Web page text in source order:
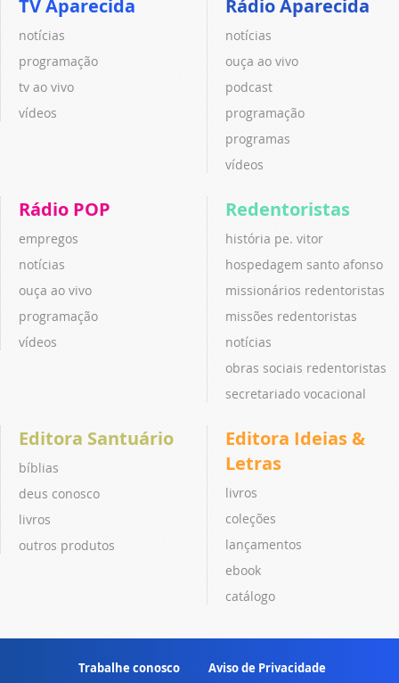
TV Aparecida
notícias
programação
tv ao vivo
vídeos
Rádio Aparecida
notícias
ouça ao vivo
podcast
programação
programas
vídeos
Rádio POP
empregos
notícias
ouça ao vivo
programação
vídeos
Redentoristas
história pe. vitor
hospedagem santo afonso
missionários redentoristas
missões redentoristas
notícias
obras sociais redentoristas
secretariado vocacional
Editora Santuário
bíblias
deus conosco
livros
outros produtos
Editora Ideias &
Letras
livros
coleções
lançamentos
ebook
catálogo
Trabalhe conosco Aviso de Privacidade